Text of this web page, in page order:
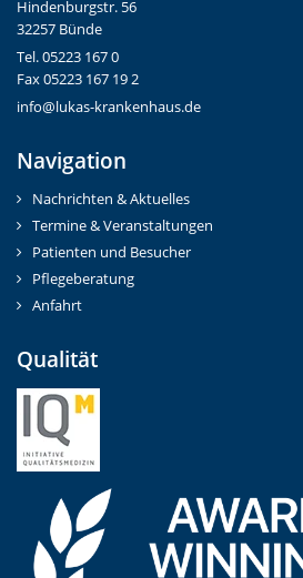
Hindenburgstr. 56
32257 Bünde
Tel. 05223 167 0
Fax 05223 167 19 2
info@lukas-krankenhaus.de
Navigation
Nachrichten & Aktuelles
Termine & Veranstaltungen
Patienten und Besucher
Pflegeberatung
Anfahrt
Qualität